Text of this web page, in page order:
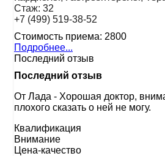
Стаж: 32
+7 (499) 519-38-52
Стоимость приема: 2800
Подробнее...
Последний отзыв
Последний отзыв
От Лада - Хорошая доктор,
плохого сказать о ней не могу.
Квалификация
Внимание
Цена-качество